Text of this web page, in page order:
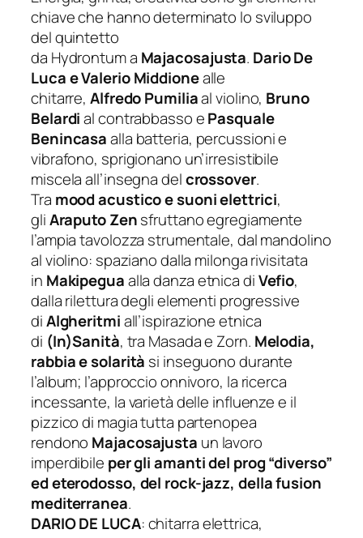
chiave che hanno determinato lo sviluppo
del quintetto
da Hydrontuma Majacosajusta. Dario De
Luca e Valerio Middionealle
chitarre,Alfredo Pumiliaal violino, Bruno
Belardial contrabbasso ePasquale
Benincasaalla batteria, percussioni e
vibrafono, sprigionano un’irresistibile
miscela all’insegna delcrossover.
Tra mood acustico e suoni elettrici,
gliAraputo Zensfruttano egregiamente
l’ampia tavolozza strumentale, dal mandolino
al violino: spaziano dalla milonga rivisitata
in Makipeguaalla danza etnica diVefio,
dalla rilettura degli elementi progressive
diAlgheritmiall’ispirazione etnica
di (In)Sanità, tra Masada e Zorn. Melodia,
rabbia e solarità si inseguono durante
l’album; l’approccio onnivoro, la ricerca
incessante, la varietà delle influenze e il
pizzico di magia tutta partenopea
rendono Majacosajusta un lavoro
imperdibile per gli amanti del prog “diverso”
ed eterodosso, del rock-jazz, della fusion
mediterranea.
DARIO DE LUCA: chitarra elettrica,